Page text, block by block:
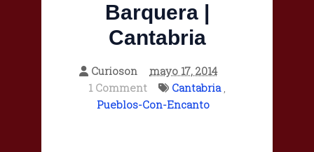
Barquera |
Cantabria
Curioson
mayo 17, 2014
1 Comment
Cantabria,
Pueblos-Con-Encanto